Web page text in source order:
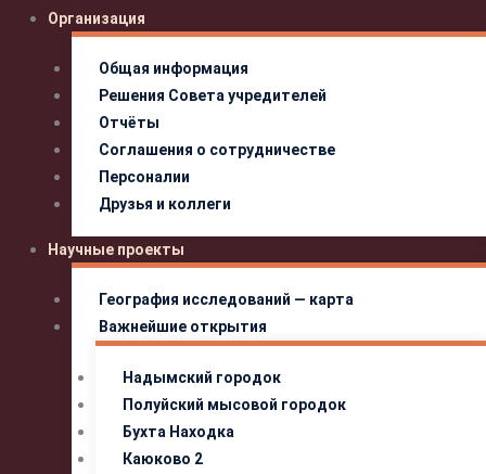
Организация
Общая информация
Решения Совета учредителей
Отчёты
Соглашения о сотрудничестве
Персоналии
Друзья и коллеги
Научные проекты
География исследований — карта
Важнейшие открытия
Надымский городок
Полуйский мысовой городок
Бухта Находка
Каюково 2